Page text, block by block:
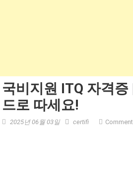
국비지원 ITQ 자격
드로 따세요!
2025년 06월 03일 certifi